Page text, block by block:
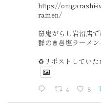
https://onigarashi-
ramen/
👹鬼がらし岩沼店
群の🧂🍜塩ラーメ
♻️リポストしていた
4 8